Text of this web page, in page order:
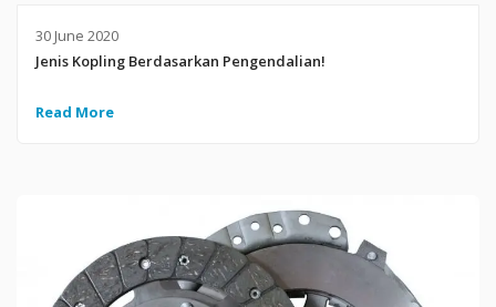
30 June 2020
Jenis Kopling Berdasarkan Pengendalian!
Read More